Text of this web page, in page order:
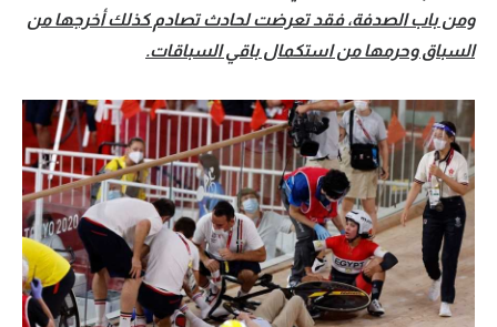
ومن باب الصدفة، فقد تعرضت لحادث تصادم كذلك أخرجها من
السباق وحرمها من استكمال باقي السباقات.